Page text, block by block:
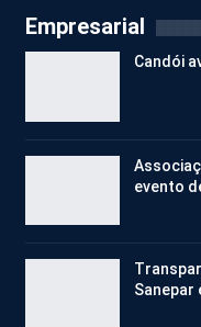
Empresarial
Candói
evento
Sanepar